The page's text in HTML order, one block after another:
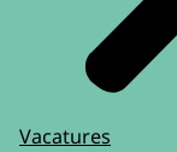
Vacatures